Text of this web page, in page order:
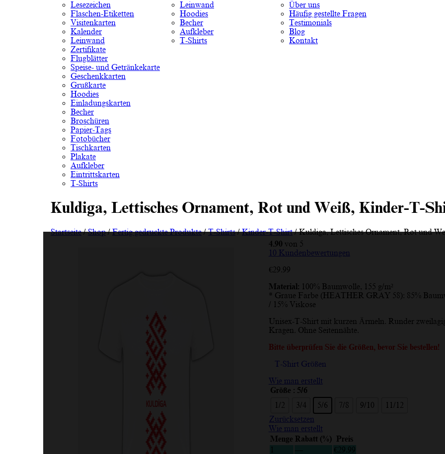
Lesezeichen
Flaschen-Etiketten
Visitenkarten
Kalender
Leinwand
Zertifikate
Flugblätter
Speise- und Getränkekarte
Geschenkkarten
Grußkarte
Hoodies
Einladungskarten
Becher
Broschüren
Papier-Tags
Fotobücher
Tischkarten
Plakate
Aufkleber
Eintrittskarten
T-Shirts
Leinwand
Hoodies
Becher
Aufkleber
T-Shirts
Über uns
Häufig gestellte Fragen
Testimonials
Blog
Kontakt
Kuldiga, Lettisches Ornament, Rot und Weiß, Kinder-T-
Startseite/Shop/Fertig gedruckte Produkte/T-Shirts/Kinder-T-Shirt/ Kuldiga, Lettisches Ornament, Rot und
4.90 von 5
10 Kundenbewertungen
€29.99
Material: 100% Baumwolle, 155 g/m²
* Graue Farbe (HEATHER GRAY 58): 85%
/ 15% Viskose
Unisex-T-Shirt mit kurzen Ärmeln. Runder
Kragen. Ohne Seitennähte.
Bitte überprüfen Sie die Größen, bevor Sie bestellen!
T-Shirt Größen
Wie man erstellt
Größe : 5/6
1/2
3/4 5/6 7/8 9/10
11/12
Zurücksetzen
Wie man erstellt
Menge Rabatt (%) Preis
1
— € 29.99